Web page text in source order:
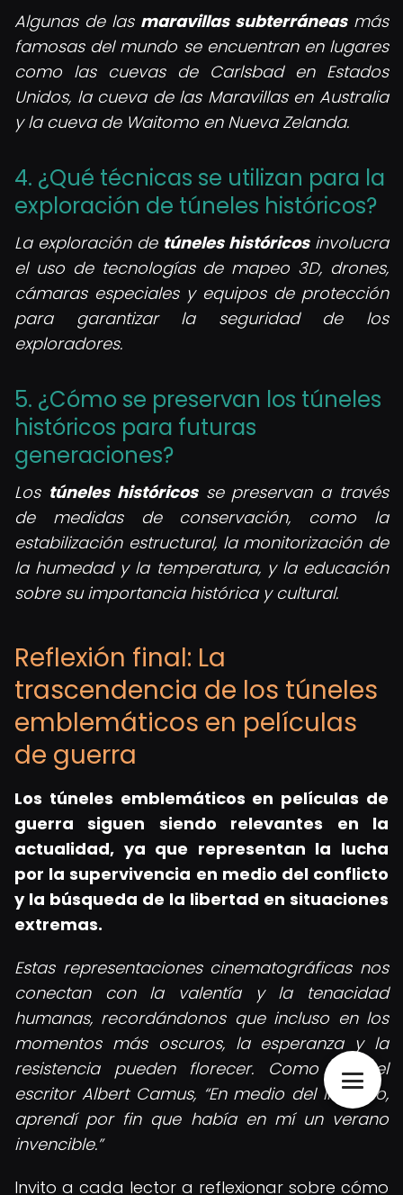
Algunas de las maravillas subterráneasmás
famosas del mundo se encuentran en lugares
como las cuevas de Carlsbad en Estados
Unidos, la cueva de las Maravillas en Australia
y la cueva de Waitomo en Nueva Zelanda.
4. ¿Qué técnicas se utilizan para la
exploración de túneles históricos?
La exploración de túneles históricosinvolucra
el uso de tecnologías de mapeo 3D, drones,
cámaras especiales y equipos de protección
para garantizar la seguridad de los
exploradores.
5. ¿Cómo se preservan los túneles
históricos para futuras
generaciones?
Los túneles históricosse preservan a través
de medidas de conservación, como la
estabilización estructural, la monitorización de
la humedad y la temperatura, y la educación
sobre su importancia histórica y cultural.
Reflexión final: La
trascendencia de los túneles
emblemáticos en películas
de guerra
Los túneles emblemáticos en películas de
guerra siguen siendo relevantes en la
actualidad, ya que representan la lucha
por la supervivencia en medio del conflicto
y la búsqueda de la libertad en situaciones
extremas.
Estas representaciones cinematográficas nos
conectan con la valentía y la tenacidad
humanas, recordándonos que incluso en los
momentos más oscuros, la esperanza y la
resistencia pueden florecer. Como dijo el
escritor Albert Camus, En medio del invierno,
aprendí por fin que había en mí un verano
invencible.
Invito a cada lector a reflexionar sobre cómo